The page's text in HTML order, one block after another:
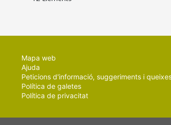
Mapa web
Ajuda
Peticions d'informació, suggeriments i
Política de galetes
Política de privacitat